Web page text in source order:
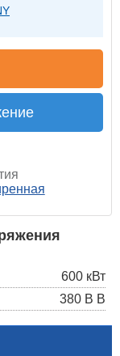
600 кВт
380 В В